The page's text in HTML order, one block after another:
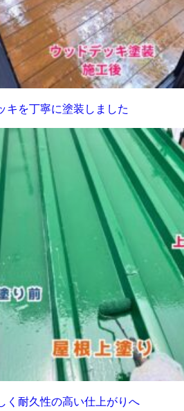
キを丁寧に塗装しました
く耐久性の高い仕上がりへ